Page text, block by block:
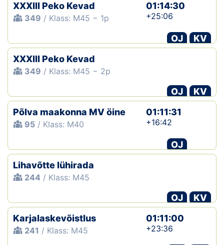
XXXIII Peko Kevad
349 / Klass: M45 − 1p
01:14:30
+25:06
OJ
KV
XXXIII Peko Kevad
349 / Klass: M45 − 2p
OJ
KV
Põlva maakonna MV öine
95 / Klass: M40
01:11:31
+16:42
OJ
Lihavõtte lühirada
244 / Klass: M45
OJ
KV
Karjalaskevõistlus
241 / Klass: M45
01:11:00
+23:36